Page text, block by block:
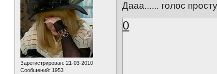
Зарегистрирован: 21-03-2010
Сообщений: 1953
Дааа...... голос
0